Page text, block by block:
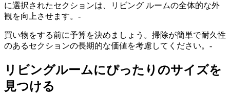
に選択されたセクションは、リビング ルームの全体的な外
観を向上させます。-
買い物をする前に予算を決めましょう。掃除が簡単で耐久性
のあるセクションの長期的な価値を考慮してください。-
リビングルームにぴったりのサイズを
見つける